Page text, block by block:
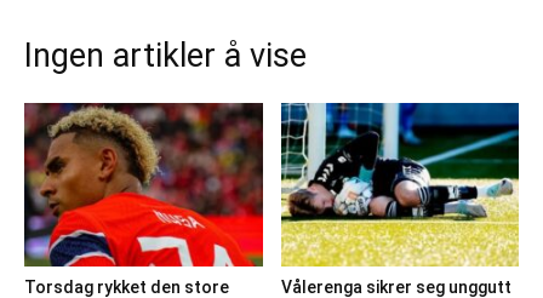
Ingen artikler å vise
Torsdag rykket den store
Vålerenga sikrer seg unggutt